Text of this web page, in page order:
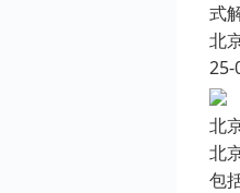
式
北
25-
北
北
包